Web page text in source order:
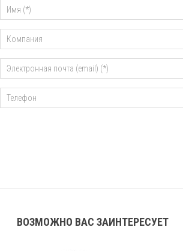
ВОЗМОЖНО ВАС ЗАИНТЕРЕСУЕТ